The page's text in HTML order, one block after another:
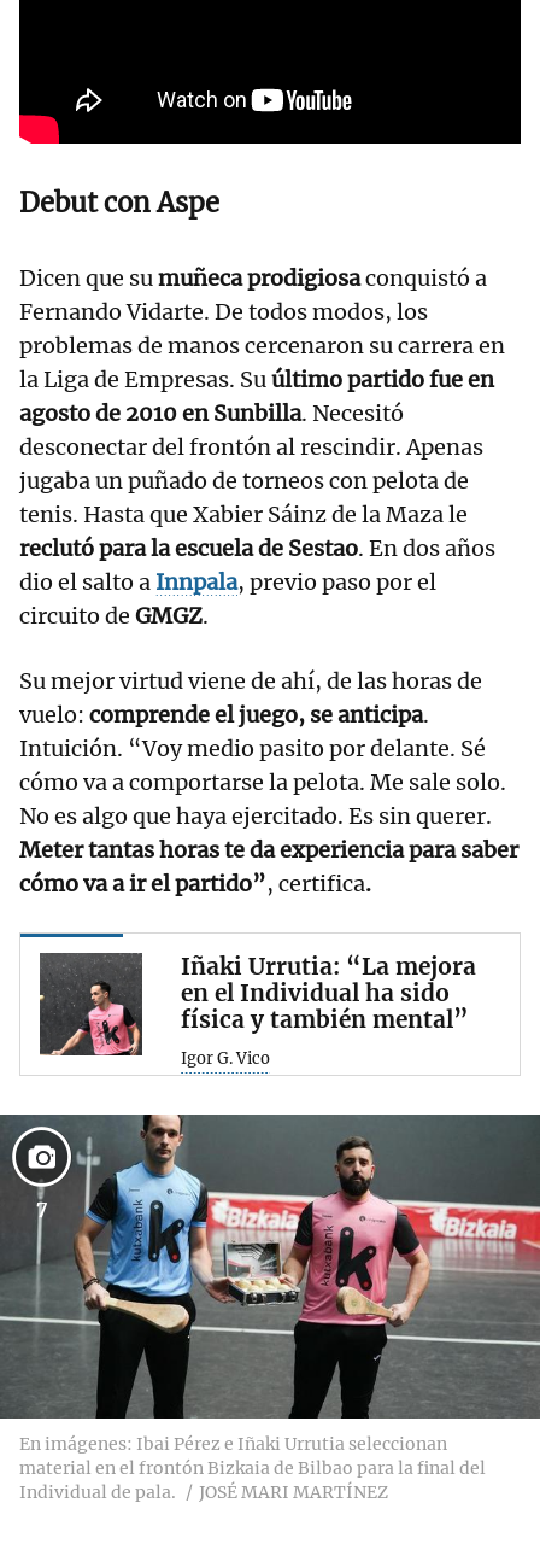
Debut con Aspe
Dicen que sumuñeca prodigiosaconquistó a
Fernando Vidarte. De todos modos, los
problemas de manos cercenaron su carrera en
la Liga de Empresas. Suúltimo partido fue en
agosto de 2010 en Sunbilla. Necesitó
desconectar del frontón al rescindir. Apenas
jugaba un puñado de torneos con pelota de
tenis. Hasta que Xabier Sáinz de la Maza le
reclutó para la escuela de Sestao. En dos años
dio el salto a Innpala, previo paso por el
circuito de GMGZ.
Su mejor virtud viene de ahí, de las horas de
vuelo: comprende el juego, se anticipa.
Intuición. “Voy medio pasito por delante. Sé
cómo va a comportarse la pelota. Me sale solo.
No es algo que haya ejercitado. Es sin querer.
Meter tantas horas te da experiencia para saber
cómo va a ir el partido”, certifica.
Iñaki Urrutia: “La mejora
en el Individual ha sido
física y también mental”
Igor G. Vico
7
En imágenes: Ibai Pérez e Iñaki Urrutia seleccionan
material en el frontón Bizkaia de Bilbao para la final del
Individual de pala.
JOSÉ MARI MARTÍNEZ